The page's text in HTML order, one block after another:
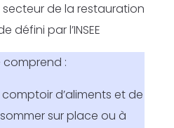
secteur de la restauration
défini par l’INSEE
comprend :
d’aliments et de
sur place ou à